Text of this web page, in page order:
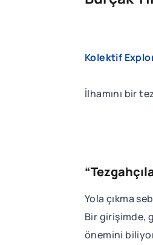
Kolektif
İlhamını bir
Yola çıkma
Bir girişimde,
önemini